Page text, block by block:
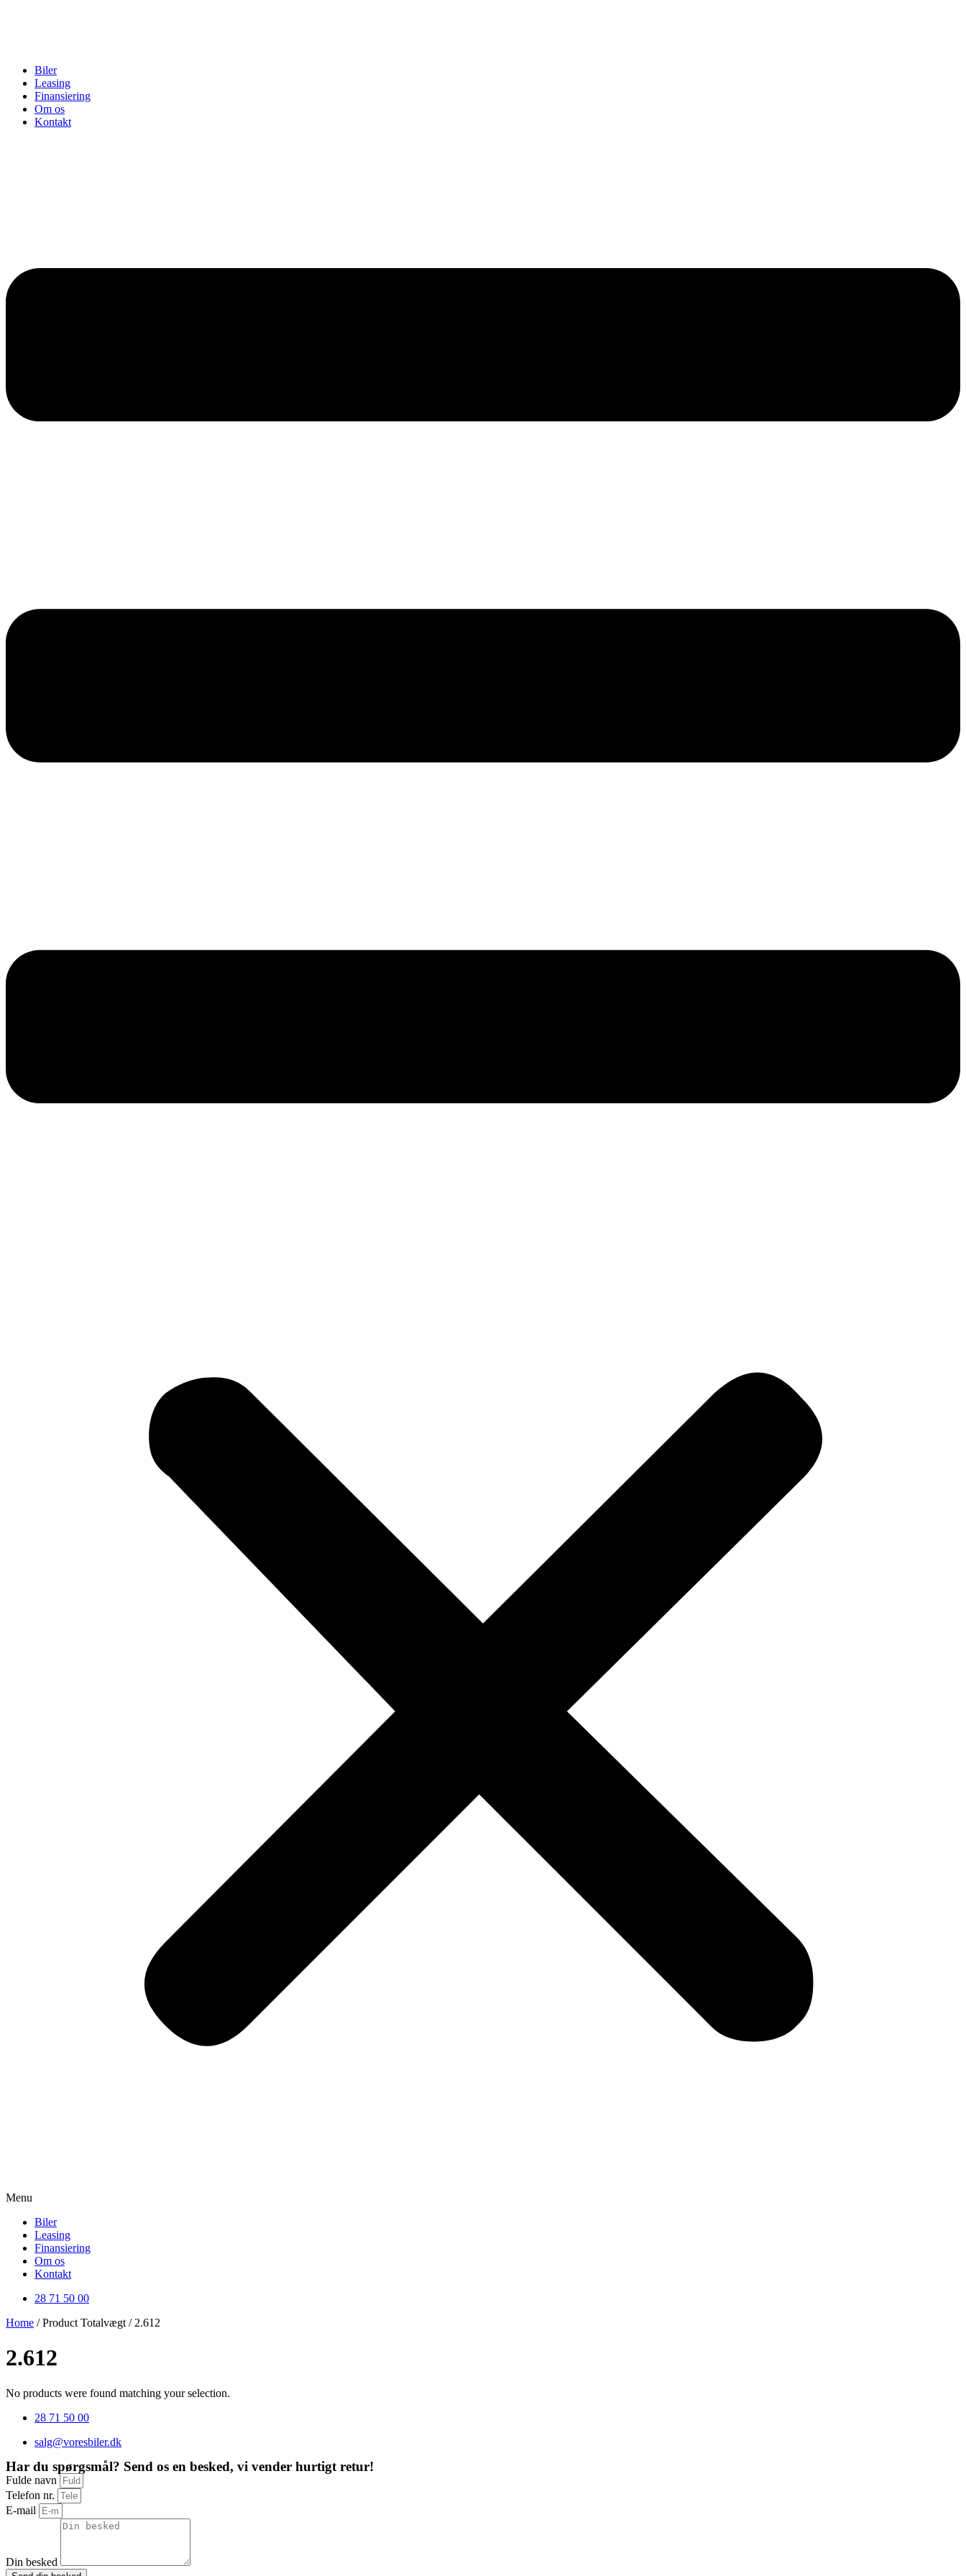
Biler
Leasing
Finansiering
Om os
Kontakt
Menu
Biler
Leasing
Finansiering
Om os
Kontakt
28 71 50 00
Home / Product Totalvægt / 2.612
2.612
No products were found matching your selection.
28 71 50 00
salg@voresbiler.dk
Har du spørgsmål? Send os en besked, vi vender hurtigt retur!
Fulde navn
Telefon nr.
E-mail
Din besked